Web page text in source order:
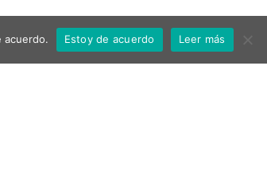
Aspe Política de privacidad Aviso Legal
acuerdo. Estoy de acuerdo Leer más